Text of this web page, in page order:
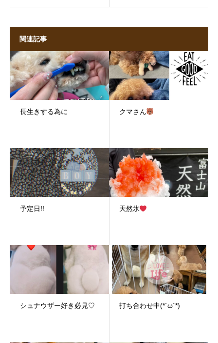
関連記事
長生きする為に クマさん
予定日!! 天然氷
シュナウザー好き必見♡ 打ち合わせ中(*´ω`*)